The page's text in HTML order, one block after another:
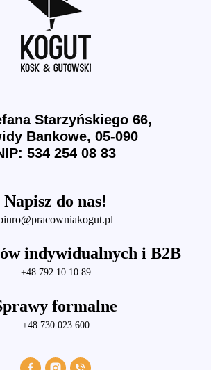
Starzyńskiego 66,
Bankowe, 05-090
534 254 08 83
Napisz do nas!
indywidualnych i B2B
+48 792 10 10 89
formalne
+48 730 023 600